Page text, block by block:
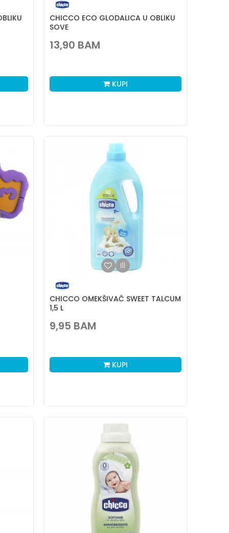
CHICCO ECO GLODALICA U OBLIKU
SOVE
13,90 BAM
KUPI
CHICCO OMEKŠIVAČ SWEET TALCUM
1,5 L
9,95 BAM
KUPI